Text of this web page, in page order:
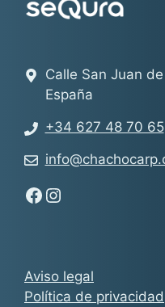
Aviso legal
Política de privacidad
Calle San Juan
España
+34 627 48 70 65
Síguenos en Facebook - Chachocarp
Síguenos en Instagram - Chachocarp